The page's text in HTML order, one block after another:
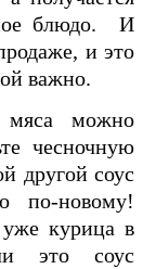
блюдо. И
и это
важно.
можно
чесночную
другой соус
по-новому!
уже курица в
это соус